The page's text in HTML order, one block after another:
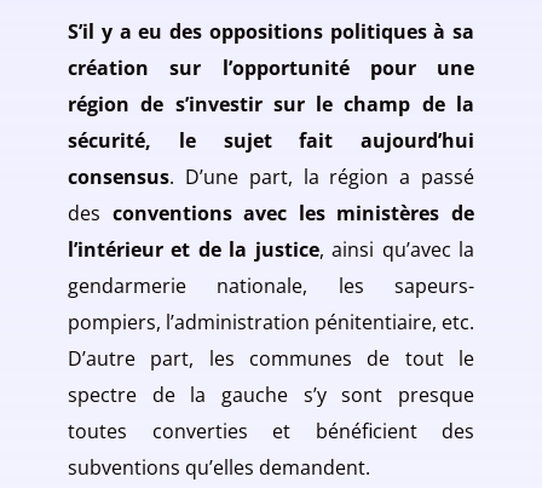
S’il y a eu des oppositions politiques à sa
création sur l’opportunité pour une
région de s’investir sur le champ de la
sécurité, le sujet fait aujourd’hui
consensus. D’une part, la région a passé
des conventions avec les ministères de
l’intérieur et de la justice, ainsi qu’avec la
gendarmerie nationale, les sapeurs-
pompiers, l’administration pénitentiaire, etc.
D’autre part, les communes de tout le
spectre de la gauche s’y sont presque
toutes converties et bénéficient des
subventions qu’elles demandent.